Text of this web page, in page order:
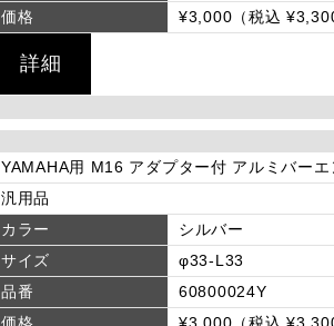
価格
¥3,000（税込 ¥3,300
詳細
YAMAHA用 M16 アダプター付 アルミバー
汎用品
カラー
シルバー
サイズ
φ33-L33
品番
60800024Y
価格
¥3,000（税込 ¥3,300